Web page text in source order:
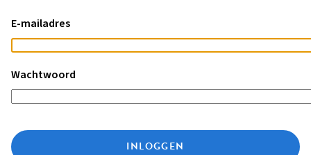
E-mailadres
Wachtwoord
INLOGGEN